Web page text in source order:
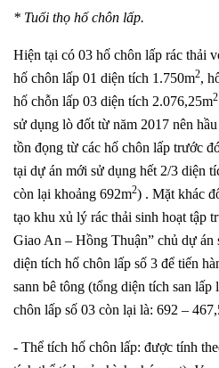
* Tuổi thọ hố chôn lấp.
Hiện tại có 03 hố chôn lấp rác thải
hố chôn lấp 01 diện tích 1.750m2,
hố chỗn lấp 03 diện tích 2.076,25m2
sử dụng lò đốt từ năm 2017 nên
tồn đọng từ các hố chôn lấp trước
tại dự án mới sử dụng hết 2/3 diện
còn lại khoảng 692m2) . Mặt khác
tạo khu xủ lý rác thải sinh hoạt tập
Giao An – Hồng Thuận” chủ dự án
diện tích hố chôn lấp số 3 để tiến
sann bê tông (tổng diện tích san lấp
chôn lấp số 03 còn lại là: 692 –
- Thể tích hố chôn lấp: được tính